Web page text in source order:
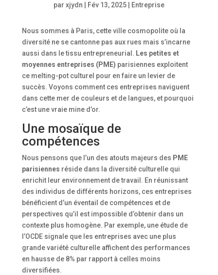
par xjydn | Fév 13, 2025| Entreprise
Nous sommes à Paris, cette ville cosmopolite où la
diversité ne se cantonne pas aux rues mais s’incarne
aussi dans le tissu entrepreneurial. Les petites et
moyennes entreprises (PME) parisiennes exploitent
ce melting-pot culturel pour en faire un levier de
succès. Voyons comment ces entreprises naviguent
dans cette mer de couleurs et de langues, et pourquoi
c’est une vraie mine d’or.
Une mosaïque de
compétences
Nous pensons que l’un des atouts majeurs des PME
parisiennes réside dans la diversité culturelle qui
enrichit leur environnement de travail. En réunissant
des individus de différents horizons, ces entreprises
bénéficient d’un éventail de compétences et de
perspectives qu’il est impossible d’obtenir dans un
contexte plus homogène. Par exemple, une étude de
l’OCDE signale que les entreprises avec une plus
grande variété culturelle affichent des performances
en hausse de 8% par rapport à celles moins
diversifiées.